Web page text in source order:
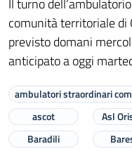
Il turno
comunità territoriale di
previsto domani
anticipato a oggi
ambulatori straordinari
ascot
Asl
Baradili